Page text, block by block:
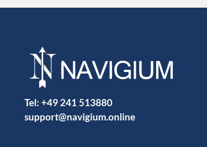
Tel: +49 241 513880
support@navigium.online